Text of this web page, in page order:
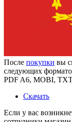
После покупки вы
следующих
PDF A6, MOBI,
Скачать
Если у вас